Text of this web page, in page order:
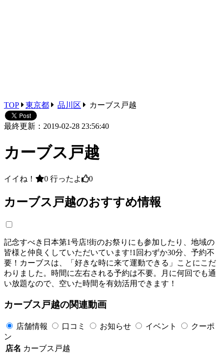
TOP 東京都 品川区 カーブス戸越
最終更新：2019-02-28 23:56:40
カーブス戸越
イイね！ 0 行ったよ 0
カーブス戸越のおすすめ情報
記念すべき日本第1号店!街のお祭りにも参加したり、地域の
皆様と仲良くしていただいています!1回わずか30分、予約不
要！カーブスは、「好きな時に来て運動できる」ことにこだ
わりました。時間に左右される予約は不要。月に何回でも通
い放題なので、空いた時間を有効活用できます！
カーブス戸越の関連動画
店舗情報 口コミ お知らせ イベント
クーポ
ン
店名 カーブス戸越